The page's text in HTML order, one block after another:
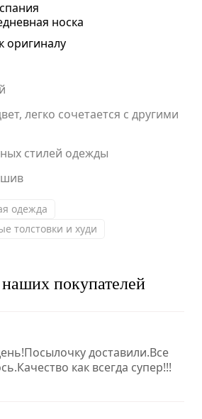
носка
оригиналу
легко сочетается с другими
стилей одежды
одежда
толстовки и худи
покупателей
доставили.Все
как всегда супер!!!